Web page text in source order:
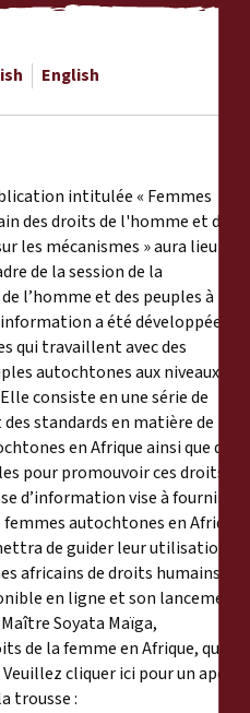
English
intitulée « Femmes
des droits de l'homme et des
mécanismes » aura lieu à la
de la session de la
l’homme et des peuples à
a été développée en
qui travaillent avec des
autochtones aux niveaux
consiste en une série de
standards en matière de
en Afrique ainsi que des
pour promouvoir ces droits et
d’information vise à fournir
autochtones en Afrique
de guider leur utilisation
africains de droits humains. La
en ligne et son lancement
Soyata Maïga,
de la femme en Afrique, qui a
cliquer ici pour un aperçu
trousse :